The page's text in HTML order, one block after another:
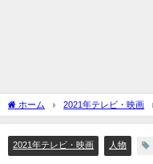
ホーム 2021年テレビ・映画
ートとの関係も考察
2021年テレビ・映画 人物